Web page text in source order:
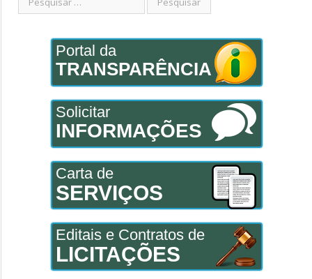
Portal da
TRANSPARÊNCIA
Solicitar
INFORMAÇÕES
Carta de
SERVIÇOS
Editais e Contratos de
LICITAÇÕES